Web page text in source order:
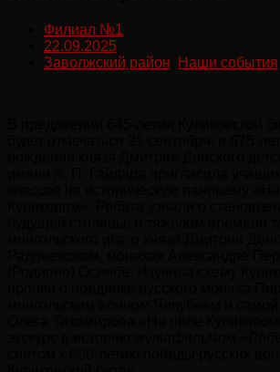
Филиал №1
22.09.2025
Заволжский район
Наши события